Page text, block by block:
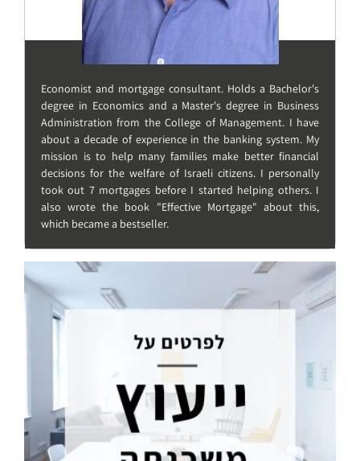
Economist and mortgage consultant. Holds a Bachelor's
degree in Economics and a Master's degree in Business
Administration from the College of Management. I have
about a decade of experience in the banking system. My
mission is to help many families make better financial
decisions for the welfare of Israeli citizens. I personally
took out 7 mortgages before I started helping others. I
also wrote the book "Effective Mortgage" about this,
which became a bestseller.